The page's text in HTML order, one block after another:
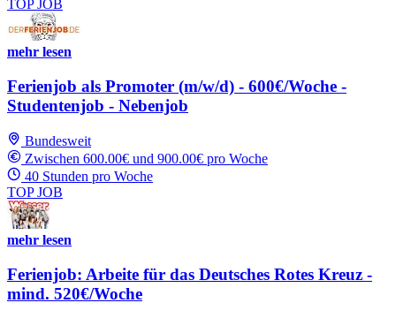
TOP JOB
mehr lesen
Ferienjob als Promoter (m/w/d) - 600€/Woche -
Studentenjob - Nebenjob
Bundesweit
Zwischen 600.00€ und 900.00€ pro Woche
40 Stunden pro Woche
TOP JOB
mehr lesen
Ferienjob: Arbeite für das Deutsches Rotes Kreuz -
mind. 520€/Woche